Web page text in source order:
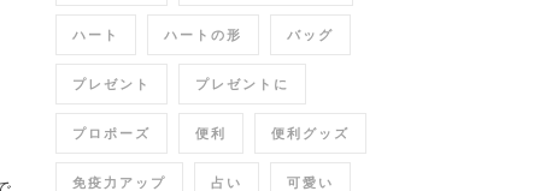
ハート ハートの形 バッグ
プレゼント プレゼントに
プロポーズ 便利 便利グッズ
免疫力アップ 占い 可愛い